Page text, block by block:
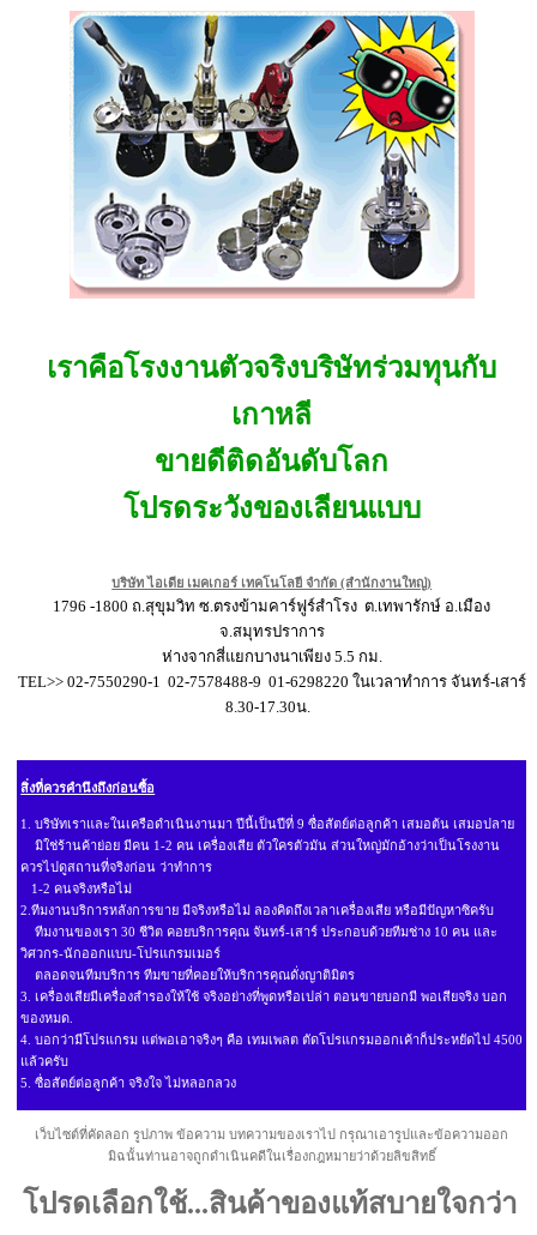
เราคือโรงงานตัวจริงบริษัทร่วมทุนกับ
เกาหลี
ขายดีติดอันดับโลก
โปรดระวังของเลียนแบบ
บริษัท ไอเดีย เมคเกอร์ เทคโนโลยี จำกัด (สำนักงานใหญ่)
1796 -1800 ถ.สุขุมวิท ซ.ตรงข้ามคาร์ฟูร์สำโรง ต.เทพารักษ์ อ.เมือง
จ.สมุทรปราการ
ห่างจากสี่แยกบางนาเพียง 5.5 กม.
TEL>> 02-7550290-1 02-7578488-9 01-6298220 ในเวลาทำการ จันทร์-เสาร์
8.30-17.30น.
สิ่งที่ควรคำนึงถึงก่อนซื้อ
1. บริษัทเราและในเครือดำเนินงานมา ปีนี้เป็นปีที่ 9 ซื่อสัตย์ต่อลูกค้า เสมอต้น เสมอปลาย
มิใช่ร้านค้าย่อย มีคน 1-2 คน เครื่องเสีย ตัวใครตัวมัน ส่วนใหญ่มักอ้างว่าเป็นโรงงาน
ควรไปดูสถานที่จริงก่อน ว่าทำการ
1-2 คนจริงหรือไม่
2.ทีมงานบริการหลังการขาย มีจริงหรือไม่ ลองคิดถึงเวลาเครื่องเสีย หรือมีปัญหาซิครับ
ทีมงานของเรา 30 ชีวิต คอยบริการคุณ จันทร์-เสาร์ ประกอบด้วยทีมช่าง 10 คน และ
วิศวกร-นักออกแบบ-โปรแกรมเมอร์
ตลอดจนทีมบริการ ทีมขายที่คอยให้บริการคุณดั่งญาติมิตร
3. เครื่องเสียมีเครื่องสำรองให้ใช้ จริงอย่างที่พูดหรือเปล่า ตอนขายบอกมี พอเสียจริง บอก
ของหมด.
4. บอกว่ามีโปรแกรม แต่พอเอาจริงๆ คือ เทมเพลต ตัดโปรแกรมออกเค้าก็ประหยัดไป 4500
แล้วครับ
5. ซื่อสัตย์ต่อลูกค้า จริงใจ ไม่หลอกลวง
เว็บไซต์ที่คัดลอก รูปภาพ ข้อความ บทความของเราไป กรุณาเอารูปและข้อความออก
มิฉนั้นท่านอาจถูกดำเนินคดีในเรื่องกฎหมายว่าด้วยลิขสิทธิ์
โปรดเลือกใช้...สินค้าของแท้สบายใจกว่า